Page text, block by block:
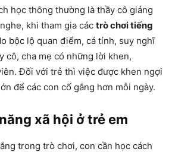
học thông thường là thầy cô giảng
khi tham gia các trò chơi tiếng
bộc lộ quan điểm, cá tính, suy nghĩ
cô, cha mẹ có những lời khen,
Đối với trẻ thì việc được khen ngợi
để các con cố gắng hơn mỗi ngày.
xã hội ở trẻ em
trong trò chơi, con cần học cách